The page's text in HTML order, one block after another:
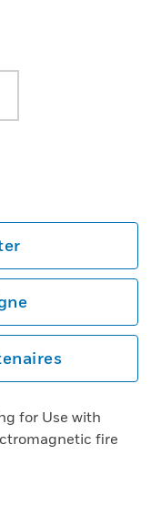
for Use with
fire